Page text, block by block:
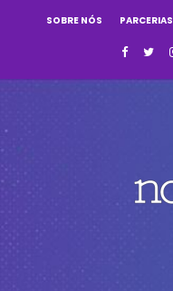
SOBRE NÓS PARCERIAS